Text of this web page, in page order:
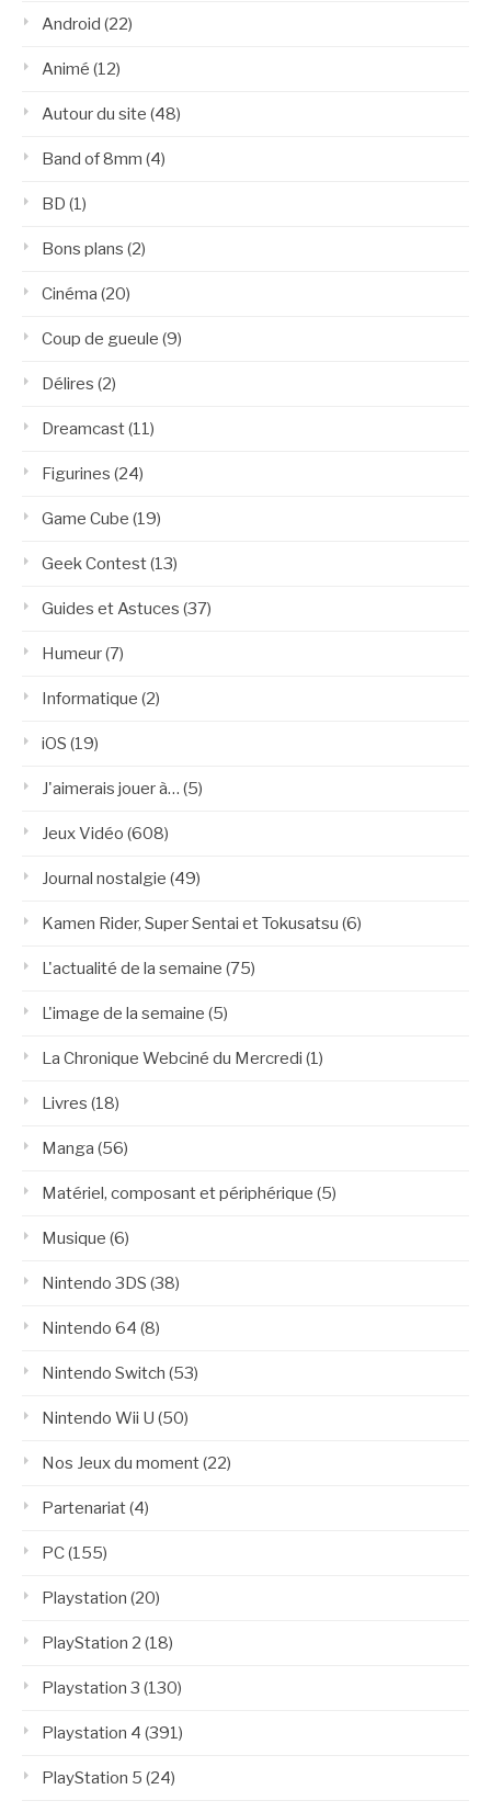
Android (22)
Animé (12)
Autour du site (48)
Band of 8mm (4)
BD (1)
Bons plans (2)
Cinéma (20)
Coup de gueule (9)
Délires (2)
Dreamcast(11)
Figurines (24)
Game Cube (19)
Geek Contest(13)
Guides et Astuces (37)
Humeur(7)
Informatique (2)
iOS (19)
J'aimerais jouer à… (5)
Jeux Vidéo (608)
Journal nostalgie (49)
Kamen Rider, Super Sentai et Tokusatsu (6)
L'actualité de la semaine (75)
L'image de la semaine (5)
La Chronique Webciné du Mercredi (1)
Livres (18)
Manga (56)
Matériel, composant et périphérique (5)
Musique (6)
Nintendo 3DS (38)
Nintendo 64 (8)
Nintendo Switch (53)
Nintendo Wii U (50)
Nos Jeux du moment(22)
Partenariat(4)
PC(155)
Playstation (20)
PlayStation 2 (18)
Playstation 3 (130)
Playstation 4 (391)
PlayStation 5 (24)